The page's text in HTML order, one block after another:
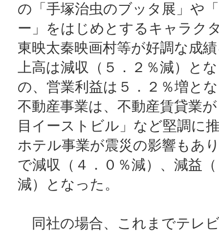
の「手塚治虫のブッタ展」や
ー」をはじめとするキャラク
東映太秦映画村等が好調な成
上高は減収（５．２％減）と
の、営業利益は５．２％増と
不動産事業は、不動産賃貸業
目イーストビル」など堅調に
ホテル事業が震災の影響もあ
で減収（４．０％減）、減益
減）となった。
同社の場合、これまでテレ